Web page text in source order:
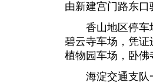
由新建宫门路东口
香山地区停车场
碧云寺车场，凭
植物园车场，卧佛
海淀交通支队